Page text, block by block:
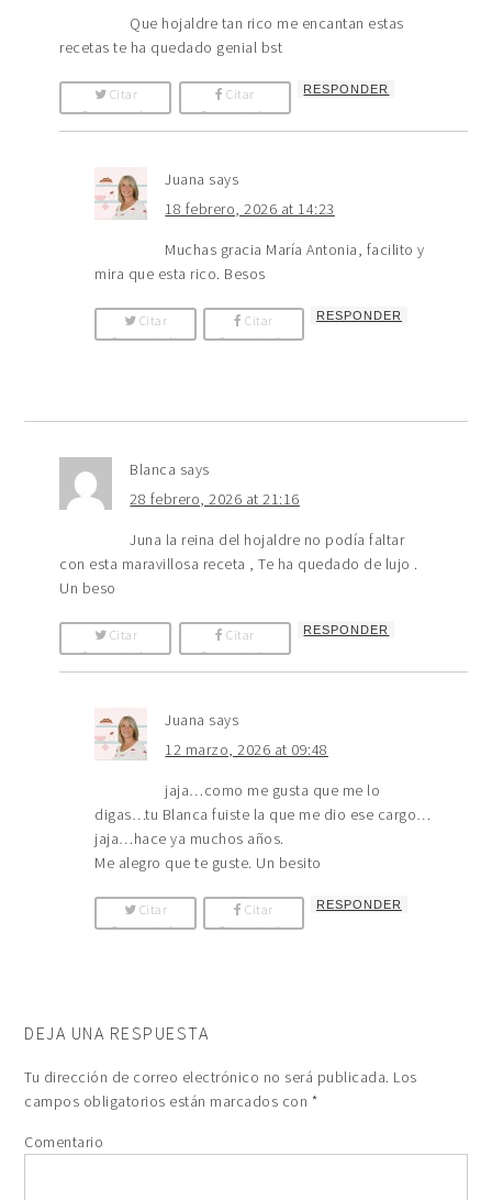
Que hojaldre tan rico me encantan estas
recetas te ha quedado genial bst
Citar
Comentario
Citar
Comentario
RESPONDER
Juana says
18 febrero, 2026 at 14:23
Muchas gracia María Antonia, facilito y
mira que esta rico. Besos
Citar
Comentario
Citar
Comentario
RESPONDER
Blanca says
28 febrero, 2026 at 21:16
Juna la reina del hojaldre no podía faltar
con esta maravillosa receta , Te ha quedado de lujo .
Un beso
Citar
Comentario
Citar
Comentario
RESPONDER
Juana says
12 marzo, 2026 at 09:48
jaja…como me gusta que me lo
digas…tu Blanca fuiste la que me dio ese cargo…
jaja…hace ya muchos años.
Me alegro que te guste. Un besito
Citar
Comentario
Citar
Comentario
RESPONDER
DEJA UNA RESPUESTA
Tu dirección de correo electrónico no será publicada. Los
campos obligatorios están marcados con *
Comentario